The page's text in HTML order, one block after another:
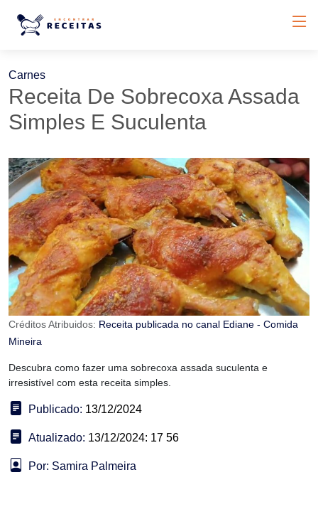
Carnes
Receita De Sobrecoxa Assada
Simples E Suculenta
Créditos Atribuidos: Receita publicada no canal Ediane - Comida
Mineira
Descubra como fazer uma sobrecoxa assada suculenta e
irresistível com esta receita simples.
Publicado: 13/12/2024
Atualizado: 13/12/2024: 17 56
Por: Samira Palmeira